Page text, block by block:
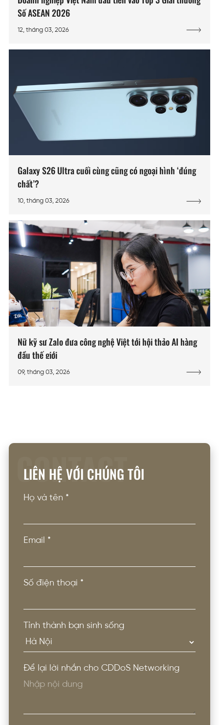
Số ASEAN 2026
12, tháng 03, 2026
Galaxy S26 Ultra cuối cùng cũng có ngoại hình ‘đúng
chất’?
10, tháng 03, 2026
Nữ kỹ sư Zalo đưa công nghệ Việt tới hội thảo AI hàng
đầu thế giới
09, tháng 03, 2026
CONTACT
LIÊN HỆ VỚI CHÚNG TÔI
Họ và tên *
Email *
Số điện thoại *
Tỉnh thành bạn sinh sống
Để lại lời nhắn cho CDDoS Networking